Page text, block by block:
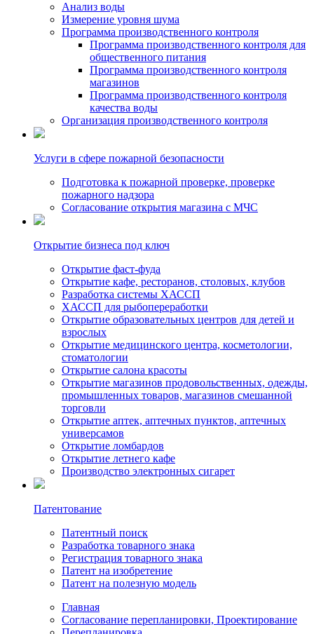
Анализ воды
Измерение уровня шума
Программа производственного контроля
Программа производственного контроля для
общественного питания
Программа производственного контроля
магазинов
Программа производственного контроля
качества воды
Организация производственного контроля
Услуги в сфере пожарной безопасности
Подготовка к пожарной проверке, проверке
пожарного надзора
Согласование открытия магазина с МЧС
Открытие бизнеса под ключ
Открытие фаст-фуда
Открытие кафе, ресторанов, столовых, клубов
Разработка системы ХАССП
ХАССП для рыбопереработки
Открытие образовательных центров для детей и
взрослых
Открытие медицинского центрa, косметологии,
стоматологии
Открытие салона красоты
Открытие магазинов продовольственных, одежды,
промышленных товаров, магазинов смешанной
торговли
Открытие аптек, аптечных пунктов, аптечных
универсамов
Открытие ломбардов
Открытие летнего кафе
Производство электронных сигарет
Патентование
Патентный поиск
Разработка товарного знака
Регистрация товарного знака
Патент на изобретение
Патент на полезную модель
Главная
Согласование перепланировки, Проектирование